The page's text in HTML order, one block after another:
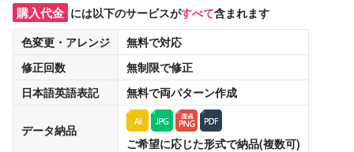
購入代金 には以下のサービスがすべて含まれます
色変更・アレンジ
無料で対応
修正回数
無制限で修正
日本語英語表記
無料で両パターン作成
データ納品
ご希望に応じた形式で納品(複数可)